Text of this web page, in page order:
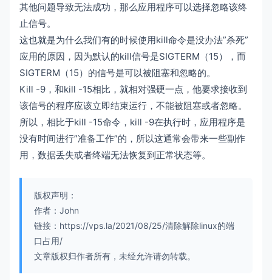
其他问题导致无法成功，那么应用程序可以选择忽略该终
止信号。
这也就是为什么我们有的时候使用kill命令是没办法”杀死”
应用的原因，因为默认的kill信号是SIGTERM（15），而
SIGTERM（15）的信号是可以被阻塞和忽略的。
Kill -9，和kill -15相比，就相对强硬一点，他要求接收到
该信号的程序应该立即结束运行，不能被阻塞或者忽略。
所以，相比于kill -15命令，kill -9在执行时，应用程序是
没有时间进行”准备工作”的，所以这通常会带来一些副作
用，数据丢失或者终端无法恢复到正常状态等。
版权声明：
作者：John
链接：https://vps.la/2021/08/25/清除解除linux的端
口占用/
文章版权归作者所有，未经允许请勿转载。